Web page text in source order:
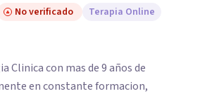
No verificado Terapia Online
Clinica con mas de 9 años de
en constante formacion,